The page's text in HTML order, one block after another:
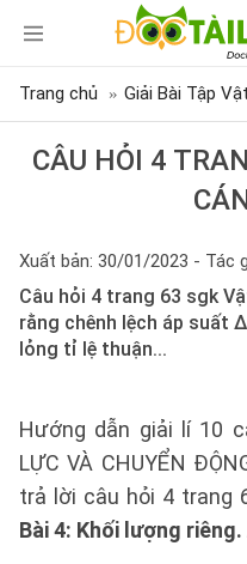
Trang chủ Giải Bài Tập
CÂU HỎI 4
Xuất bản: 30/01/2023 - Tác
Câu hỏi 4 trang 63 sgk
rằng chênh lệch áp suất
lỏng tỉ lệ thuận...
Hướng dẫn giải lí 10
LỰC VÀ CHUYỂN
trả lời câu hỏi 4 trang
Bài 4: Khối lượng